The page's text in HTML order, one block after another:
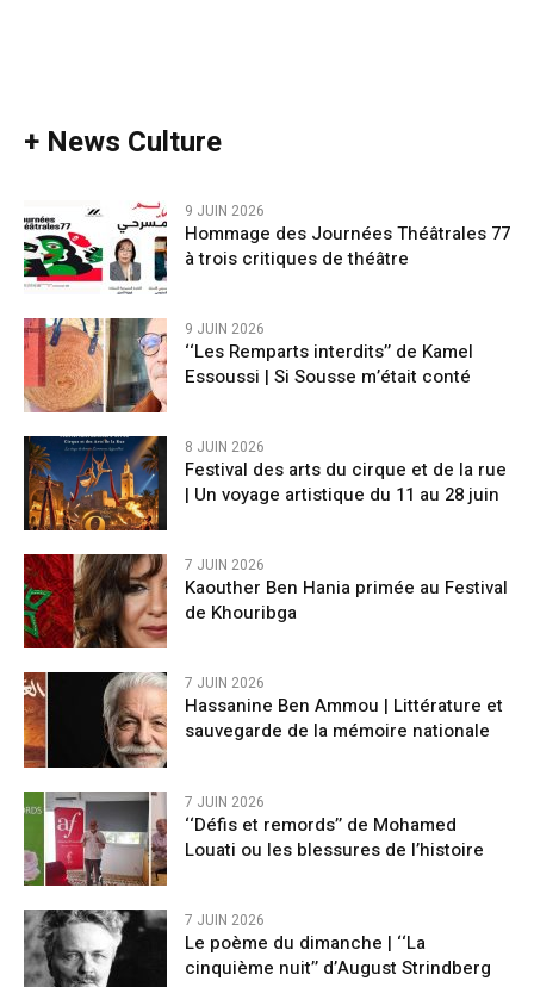
+ News Culture
9 JUIN 2026
Hommage des Journées Théâtrales 77
à trois critiques de théâtre
9 JUIN 2026
‘‘Les Remparts interdits’’ de Kamel
Essoussi | Si Sousse m’était conté
8 JUIN 2026
Festival des arts du cirque et de la rue
| Un voyage artistique du 11 au 28 juin
7 JUIN 2026
Kaouther Ben Hania primée au Festival
de Khouribga
7 JUIN 2026
Hassanine Ben Ammou | Littérature et
sauvegarde de la mémoire nationale
7 JUIN 2026
‘‘Défis et remords’’ de Mohamed
Louati ou les blessures de l’histoire
7 JUIN 2026
Le poème du dimanche | ‘‘La
cinquième nuit’’ d’August Strindberg